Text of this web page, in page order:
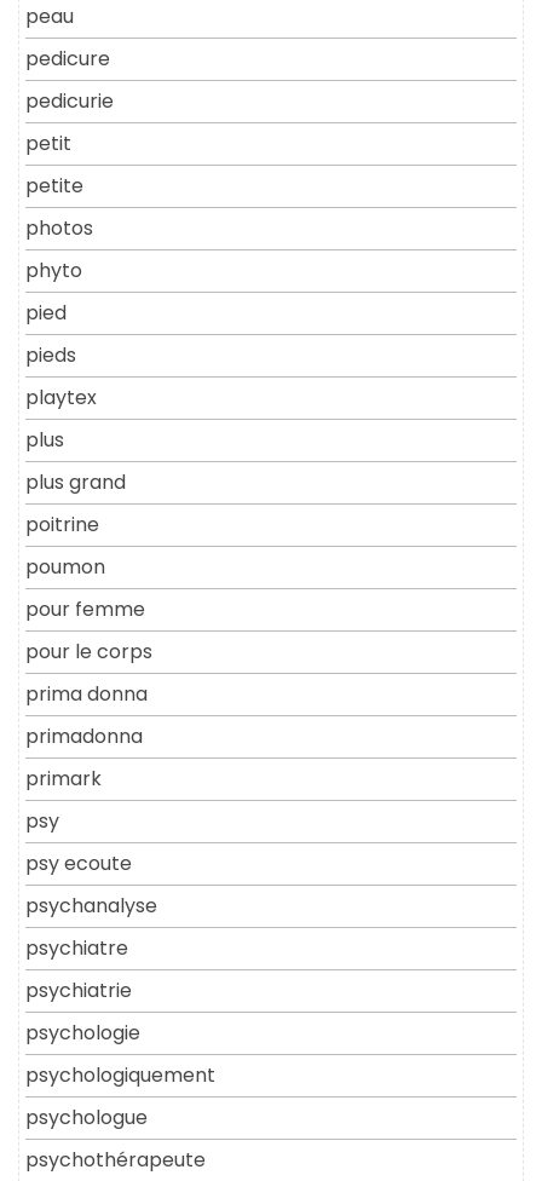
peau
pedicure
pedicurie
petit
petite
photos
phyto
pied
pieds
playtex
plus
plus grand
poitrine
poumon
pour femme
pour le corps
prima donna
primadonna
primark
psy
psy ecoute
psychanalyse
psychiatre
psychiatrie
psychologie
psychologiquement
psychologue
psychothérapeute